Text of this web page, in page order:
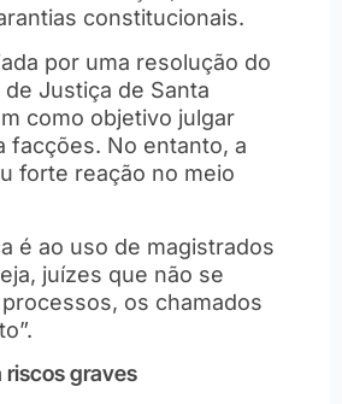
constitucionais.
por uma resolução do
Justiça de Santa
como objetivo julgar
facções. No entanto, a
forte reação no meio
é ao uso de magistrados
juízes que não se
os chamados
graves